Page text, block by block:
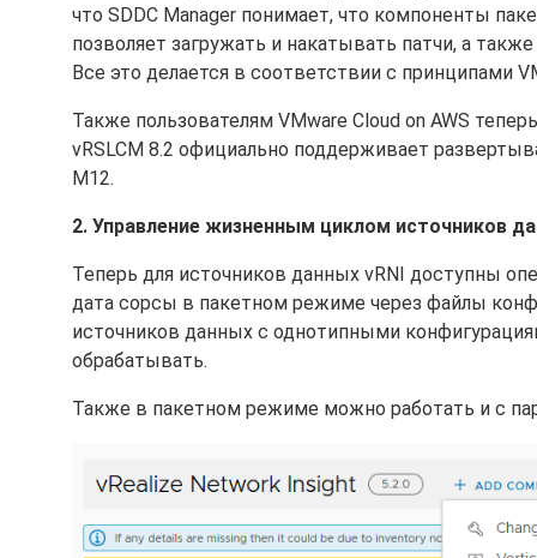
что SDDC Manager понимает, что компоненты
позволяет загружать и накатывать патчи, а
Все это делается в соответствии с принципами
Также пользователям VMware Cloud on AWS
vRSLCM 8.2 официально поддерживает
M12.
2. Управление жизненным циклом источников
Теперь для источников данных vRNI доступны
дата сорсы в пакетном режиме через файлы
источников данных с однотипными
обрабатывать.
Также в пакетном режиме можно работать и с